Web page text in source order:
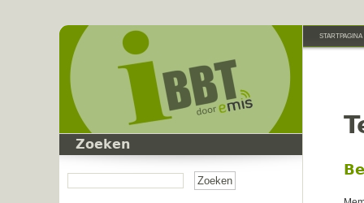
Zoeken
STARTPAGINA